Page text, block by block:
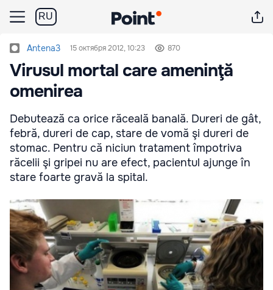
RU
Antena3 15 октября 2012, 10:23 870
Virusul mortal care ameninţă
omenirea
Debutează ca orice răceală banală. Dureri de gât,
febră, dureri de cap, stare de vomă şi dureri de
stomac. Pentru că niciun tratament împotriva
răcelii şi gripei nu are efect, pacientul ajunge în
stare foarte gravă la spital.